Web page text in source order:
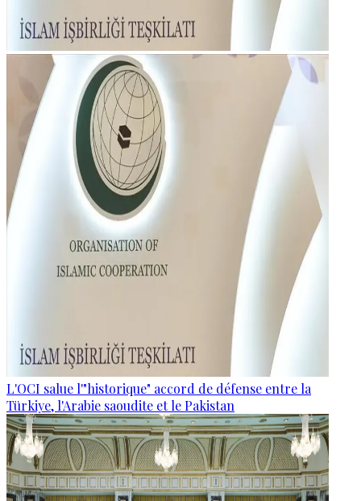
L'OCI salue l'"historique" accord de défense entre la
Türkiye, l'Arabie saoudite et le Pakistan